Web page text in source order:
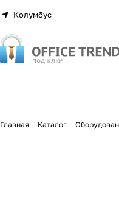
Колумбус
Главная Каталог